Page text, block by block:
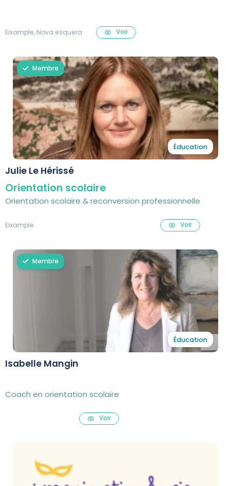
Eixample, Nova esquera Voir
Membre
Éducation
Julie Le Hérissé
Orientation scolaire
Orientation scolaire & reconversion professionnelle
Eixample Voir
Membre
Éducation
Isabelle Mangin
Coach en orientation scolaire
Voir